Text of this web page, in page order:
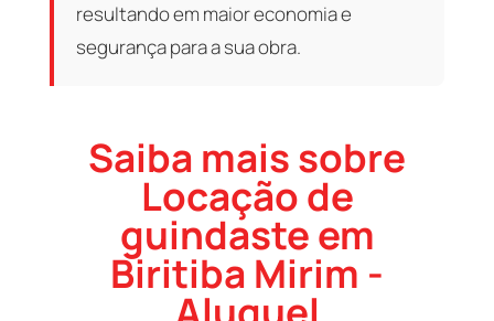
resultando em maior economia e
segurança para a sua obra.
Saiba mais sobre
Locação de
guindaste em
Biritiba Mirim -